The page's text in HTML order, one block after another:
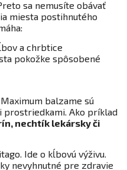
sa nemusíte obávať
miesta postihnutého
a chrbtice
pokožke spôsobené
balzame sú
Ako príklad
nechtík lekársky či
Ide o kĺbovú výživu.
nevyhnutné pre zdravie